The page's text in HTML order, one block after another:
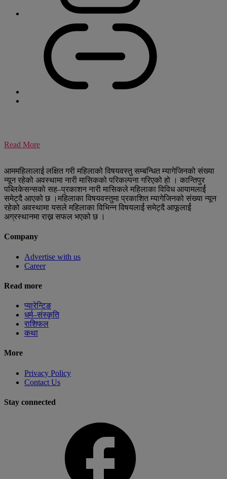
Read More
आममहिलालाई लक्षित गरी महिलाको विषयवस्तु सम्बन्धित म्यागेजिनको संख्या
न्यून रहेको अवस्थामा नारी मासिकको परिकल्पना गरिएको हो । कान्तिपुर
पब्लिकेसन्सको सह–प्रकाशन नारी मासिकले महिलाका विविध आयामलार्ई
समेट्दै आएको छ ।महिलाका विषयवस्तुमा प्रकाशित म्यागेजिनको संख्या न्यून
रहेको अवस्थामा यसले महिलाका विभिन्न विषयलार्ई समेट्दै आफूलार्ई
अग्रस्थानमा राख्न सफल भएको छ ।
Company
Advertise with us
Career
Read more
प्यारेन्टिङ
धर्म–संस्कृति
राशिफल
कथा
More
Privacy Policy
Contact Us
Stay connected